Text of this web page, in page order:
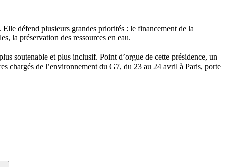
défend plusieurs grandes priorités : le financement de la
la préservation des ressources en eau.
soutenable et plus inclusif. Point d’orgue de cette présidence, un
chargés de l’environnement du G7, du 23 au 24 avril à Paris, porte